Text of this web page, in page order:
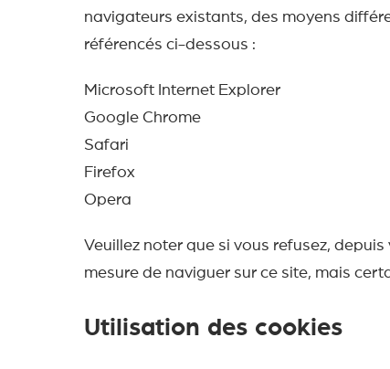
navigateurs existants, des moyens
référencés ci-dessous :
Microsoft Internet Explorer
Google Chrome
Safari
Firefox
Opera
Veuillez noter que si vous refusez,
mesure de naviguer sur ce site, mais
Utilisation des cookies